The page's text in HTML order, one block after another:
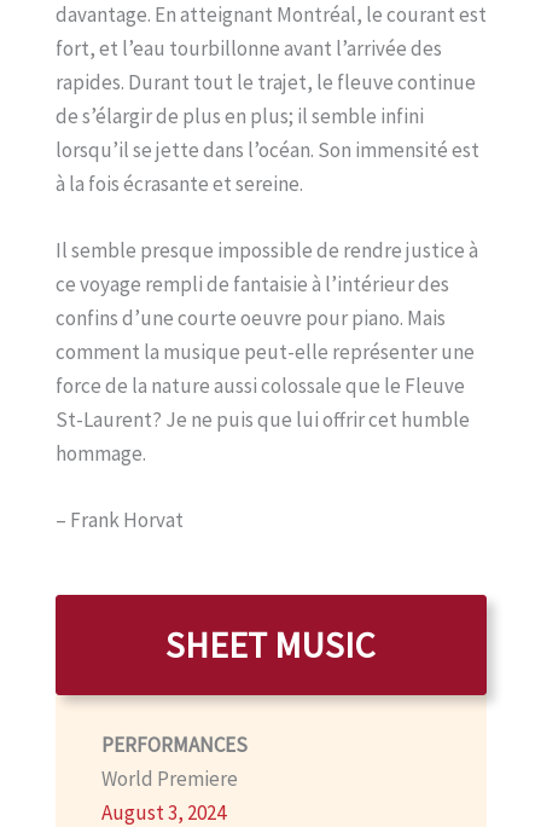
davantage. En atteignant Montréal, le courant est
fort, et l’eau tourbillonne avant l’arrivée des
rapides. Durant tout le trajet, le fleuve continue
de s’élargir de plus en plus; il semble infini
lorsqu’il se jette dans l’océan. Son immensité est
à la fois écrasante et sereine.
Il semble presque impossible de rendre justice à
ce voyage rempli de fantaisie à l’intérieur des
confins d’une courte oeuvre pour piano. Mais
comment la musique peut-elle représenter une
force de la nature aussi colossale que le Fleuve
St-Laurent? Je ne puis que lui offrir cet humble
hommage.
– Frank Horvat
SHEET MUSIC
PERFORMANCES
World Premiere
August 3, 2024